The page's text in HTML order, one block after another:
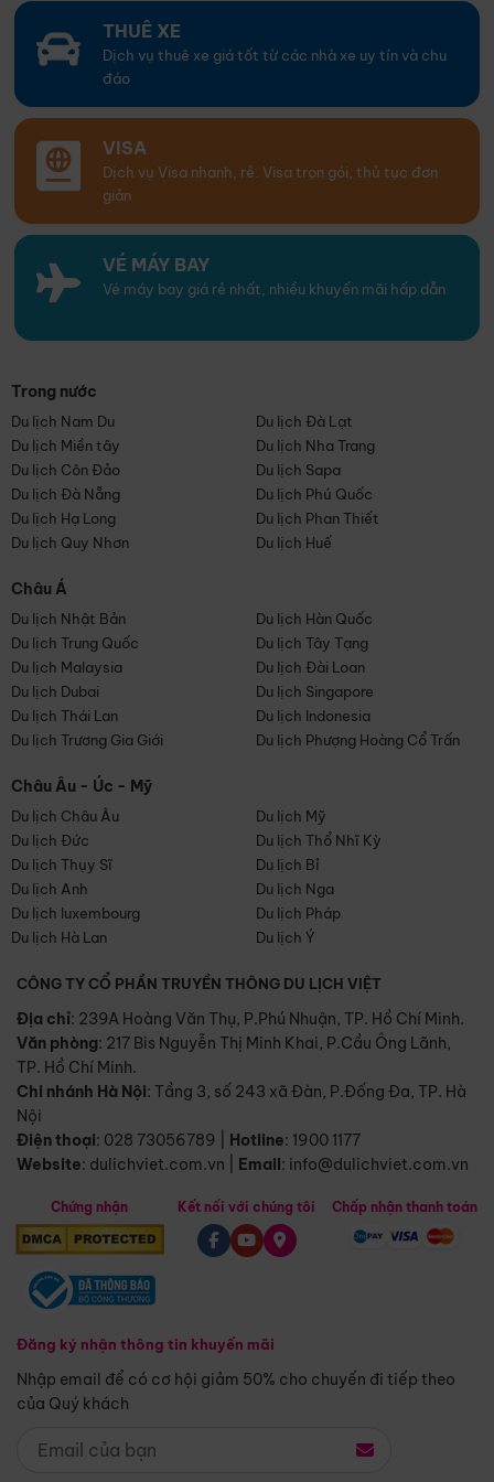
THUÊ XE
Dịch vụ thuê xe giá tốt từ các nhà xe uy tín và chu
đáo
VISA
Dịch vụ Visa nhanh, rẻ. Visa trọn gói, thủ tục đơn
giản
VÉ MÁY BAY
Vé máy bay giá rẻ nhất, nhiều khuyến mãi hấp dẫn
Trong nước
Du lịch Nam Du
Du lịch Đà Lạt
Du lịch Miền tây
Du lịch Nha Trang
Du lịch Côn Đảo
Du lịch Sapa
Du lịch Đà Nẵng
Du lịch Phú Quốc
Du lịch Hạ Long
Du lịch Phan Thiết
Du lịch Quy Nhơn
Du lịch Huế
Châu Á
Du lịch Nhật Bản
Du lịch Hàn Quốc
Du lịch Trung Quốc
Du lịch Tây Tạng
Du lịch Malaysia
Du lịch Đài Loan
Du lịch Dubai
Du lịch Singapore
Du lịch Thái Lan
Du lịch Indonesia
Du lịch Trương Gia Giới
Du lịch Phượng Hoàng Cổ Trấn
Châu Âu - Úc - Mỹ
Du lịch Châu Âu
Du lịch Mỹ
Du lịch Đức
Du lịch Thổ Nhĩ Kỳ
Du lịch Thụy Sĩ
Du lịch Bỉ
Du lịch Anh
Du lịch Nga
Du lịch luxembourg
Du lịch Pháp
Du lịch Hà Lan
Du lịch Ý
CÔNG TY CỔ PHẦN TRUYỀN THÔNG DU LỊCH VIỆT
Địa chỉ: 239A Hoàng Văn Thụ, P.Phú Nhuận, TP. Hồ Chí Minh.
Văn phòng: 217 Bis Nguyễn Thị Minh Khai, P.Cầu Ông Lãnh,
TP. Hồ Chí Minh.
Chi nhánh Hà Nội: Tầng 3, số 243 xã Đàn, P.Đống Đa, TP. Hà
Nội
Điện thoại: 028 73056789 Hotline: 1900 1177
Website: dulichviet.com.vn Email: info@dulichviet.com.vn
Chứng nhận
Đăng ký nhận thông tin khuyến mãi
Nhập email để có cơ hội giảm 50% cho chuyến đi tiếp theo
của Quý khách
Kết nối với chúng tôi Chấp nhận thanh toán